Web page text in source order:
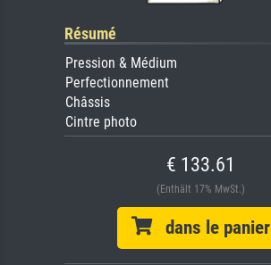
Résumé
Pression & Médium
Perfectionnement
Châssis
Cintre photo
€ 133.61
(Enthält 17% MwSt.)
dans le panier